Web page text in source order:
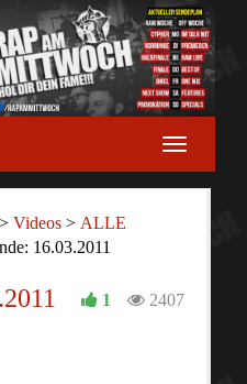
> Videos > ALLE
16.03.2011
2407
1